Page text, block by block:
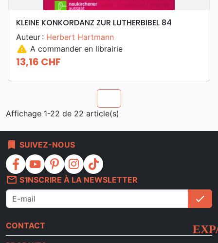
KLEINE KONKORDANZ ZUR LUTHERBIBEL 84
Auteur : Herbert Hartmann
warning A commander en librairie
Prix
13,16 CHF
Affichage 1-22 de 22 article(s)
bookmark SUIVEZ-NOUS
facebook youtube pinterest instagram
tiktok
mail_outline S'INSCRIRE À LA NEWSLETTER
check
CONTACT